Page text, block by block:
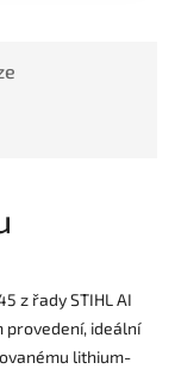
z řady STIHL AI
provedení, ideální
lithium-